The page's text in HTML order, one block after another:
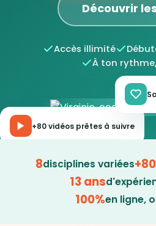
Découvrir
Accès illimité
À ton
+80 vidéos prêtes à suivre
8disciplines variées+80
13 ans
100%en ligne,